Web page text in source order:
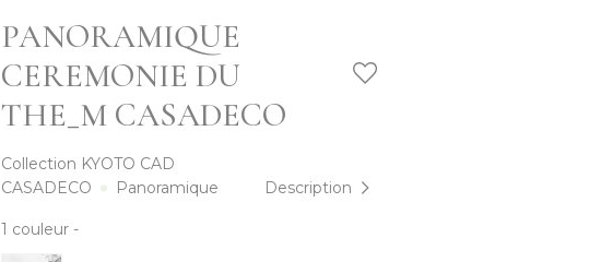
PANORAMIQUE
CEREMONIE DU
THE_M CASADECO
Collection KYOTO CAD
CASADECO
Panoramique Description
1 couleur -